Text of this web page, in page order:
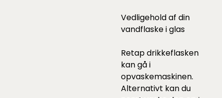
Vedligehold af din
vandflaske i glas
Retap drikkeflasken
kan gå i
opvaskemaskinen.
Alternativt kan du